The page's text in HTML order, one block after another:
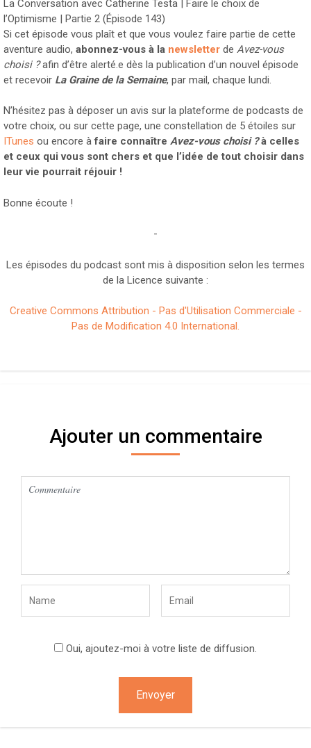
La Conversation avec Catherine Testa | Faire le choix de
l’Optimisme | Partie 2 (Épisode 143)
Si cet épisode vous plaît et que vous voulez faire partie de cette
aventure audio, abonnez-vous à la newsletter de Avez-vous
choisi ?afin d’être alerté.e dès la publication d’un nouvel épisode
et recevoir La Graine de la Semaine, par mail, chaque lundi.
N’hésitez pas à déposer un avis sur la plateforme de podcasts de
votre choix, ou sur cette page, une constellation de 5 étoiles sur
ITunes ou encore àfaire connaître Avez-vous choisi ?à celles
et ceux qui vous sont chers et que l’idée de tout choisir dans
leur vie pourrait réjouir !
Bonne écoute !
-
Les épisodes du podcast sont mis à disposition selon les termes
de la Licence suivante :
Creative Commons Attribution - Pas d'Utilisation Commerciale -
Pas de Modification 4.0 International.
Ajouter un commentaire
Oui, ajoutez-moi à votre liste de diffusion.